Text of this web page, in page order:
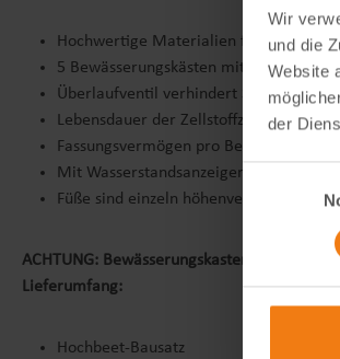
Wir
und die
Website
der
Hochwertige Materialien für eine
5 Bewässerungskästen mit
Überlaufventil verhindert Staunässe in
Lebensdauer der Zellstoffzylinder:
Fassungsvermögen pro
Mit Wasserstandsanzeiger
Füße sind einzeln höhenverstellbar bis
ACHTUNG: Bewässerungskasten vor
Lieferumfang:
Hochbeet-Bausatz